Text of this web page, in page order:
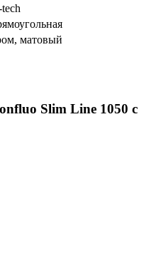
матовый
Slim Line 1050 с